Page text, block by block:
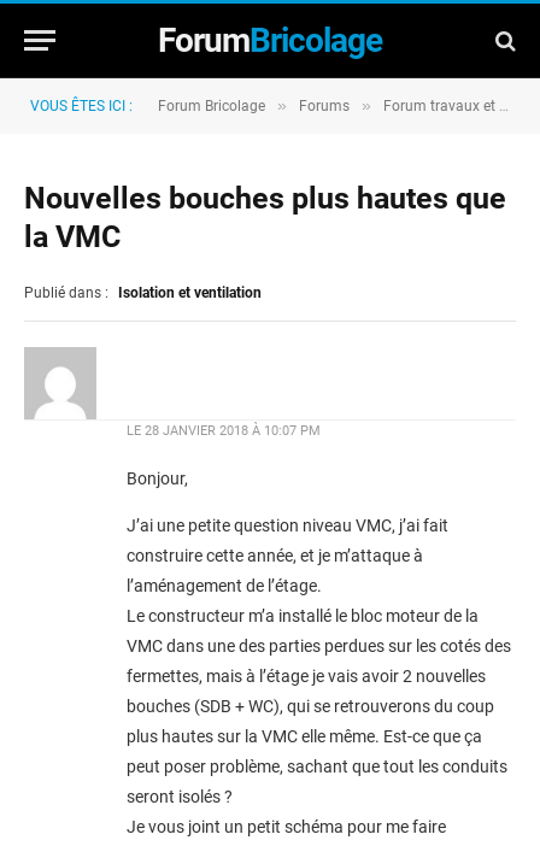
ForumBricolage
VOUS ÊTES ICI : Forum Bricolage » Forums » Forum travaux et rénovation
Nouvelles bouches plus hautes que
la VMC
Publié dans : Isolation et ventilation
LE 28 JANVIER 2018 À 10:07 PM
Bonjour,
J’ai une petite question niveau VMC, j’ai fait
construire cette année, et je m’attaque à
l’aménagement de l’étage.
Le constructeur m’a installé le bloc moteur de la
VMC dans une des parties perdues sur les cotés des
fermettes, mais à l’étage je vais avoir 2 nouvelles
bouches (SDB + WC), qui se retrouverons du coup
plus hautes sur la VMC elle même. Est-ce que ça
peut poser problème, sachant que tout les conduits
seront isolés ?
Je vous joint un petit schéma pour me faire